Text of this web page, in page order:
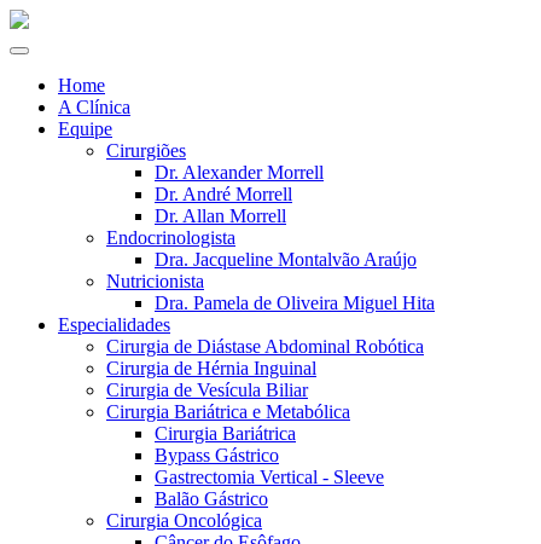
Home
A Clínica
Equipe
Cirurgiões
Dr. Alexander Morrell
Dr. André Morrell
Dr. Allan Morrell
Endocrinologista
Dra. Jacqueline Montalvão Araújo
Nutricionista
Dra. Pamela de Oliveira Miguel Hita
Especialidades
Cirurgia de Diástase Abdominal Robótica
Cirurgia de Hérnia Inguinal
Cirurgia de Vesícula Biliar
Cirurgia Bariátrica e Metabólica
Cirurgia Bariátrica
Bypass Gástrico
Gastrectomia Vertical - Sleeve
Balão Gástrico
Cirurgia Oncológica